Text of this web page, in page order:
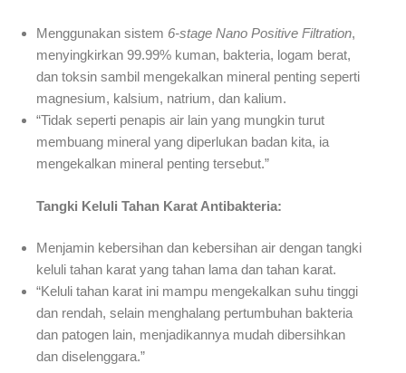
Menggunakan sistem 6-stage Nano Positive Filtration,
menyingkirkan 99.99% kuman, bakteria, logam berat,
dan toksin sambil mengekalkan mineral penting seperti
magnesium, kalsium, natrium, dan kalium.
“Tidak seperti penapis air lain yang mungkin turut
membuang mineral yang diperlukan badan kita, ia
mengekalkan mineral penting tersebut.”
Tangki Keluli Tahan Karat Antibakteria:
Menjamin kebersihan dan kebersihan air dengan tangki
keluli tahan karat yang tahan lama dan tahan karat.
“Keluli tahan karat ini mampu mengekalkan suhu tinggi
dan rendah, selain menghalang pertumbuhan bakteria
dan patogen lain, menjadikannya mudah dibersihkan
dan diselenggara.”